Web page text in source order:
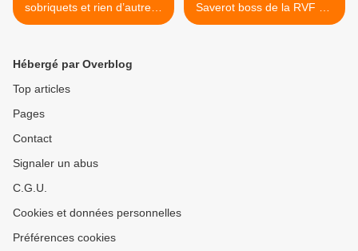
sobriquets et rien d’autre…
rien de rien…
Saverot boss de la RVF qui
surfe sur les mots « 7
Hébergé par Overblog
Top articles
Pages
Contact
Signaler un abus
C.G.U.
Cookies et données personnelles
Préférences cookies